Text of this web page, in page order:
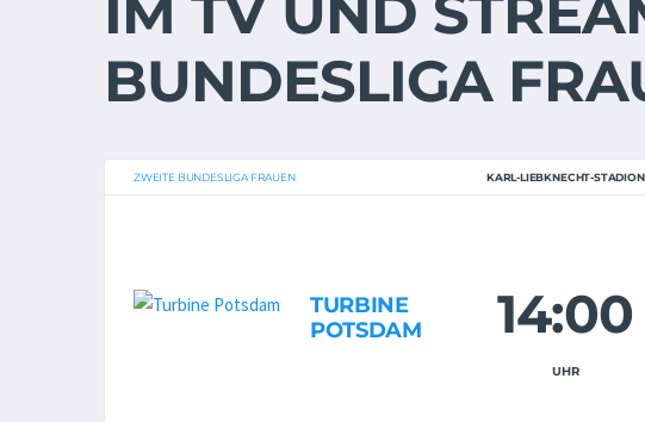
BUNDESLIGA
ZWEITE BUNDESLIGA FRAUEN KARL-LIEBKNECHT-STADION
TURBINE
POTSDAM
14:00
UHR